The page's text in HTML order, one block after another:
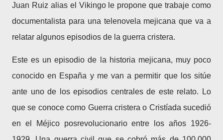
Juan Ruiz alias el Vikingo le propone que trabaje como
documentalista para una telenovela mejicana que va a
relatar algunos episodios de la guerra cristera.
Este es un episodio de la historia mejicana, muy poco
conocido en España y me van a permitir que los sitúe
ante uno de los episodios centrales de este relato. Lo
que se conoce como Guerra cristera o Cristíada sucedió
en el Méjico posrevolucionario entre los años 1926-